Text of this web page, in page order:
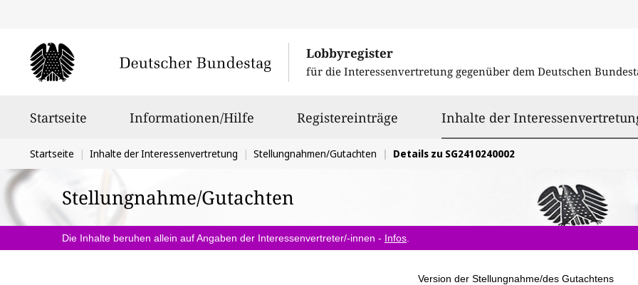
Lobbyregister
für die Interessenvertretung gegenüber dem Deutschen
Startseite Informationen/Hilfe Registereinträge Inhalte der
Sie
befinden
sich
hier:
Startseite Inhalte der Interessenvertretung Stellungnahmen/Gutachten Details zu SG2410240002
Stellungnahme/Gutachten
Die Inhalte beruhen allein auf Angaben der Interessenvertreter/-innen - Infos
Version der Stellungnahme/des Gutachtens